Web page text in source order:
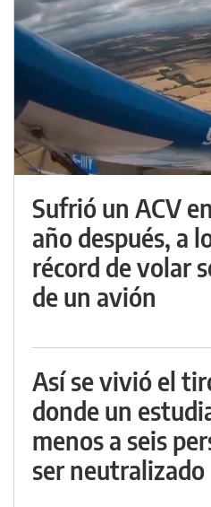
Sufrió un ACV
año después, a
récord de volar
de un avión
Así se vivió el
donde un
menos a seis
ser neutralizado